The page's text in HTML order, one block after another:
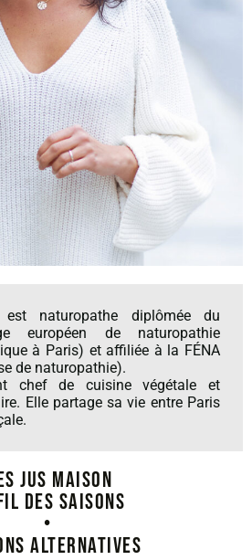
est naturopathe diplômée du
européen de naturopathie
à Paris) et affiliée à la FÉNA
de naturopathie).
chef de cuisine végétale et
Elle partage sa vie entre Paris
JUS MAISON
DES SAISONS
•
ALTERNATIVES